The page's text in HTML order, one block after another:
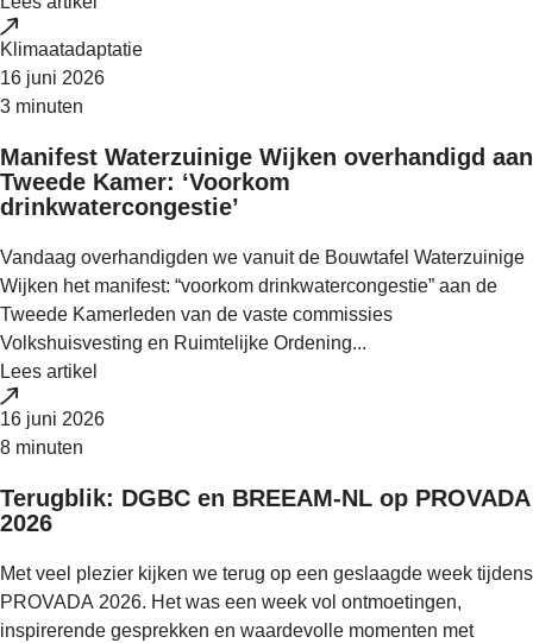
Klimaatadaptatie
16 juni 2026
3 minuten
Manifest Waterzuinige Wijken overhandigd aan
Tweede Kamer: ‘Voorkom
drinkwatercongestie’
Vandaag overhandigden we vanuit de Bouwtafel Waterzuinige
Wijken het manifest: “voorkom drinkwatercongestie” aan de
Tweede Kamerleden van de vaste commissies
Volkshuisvesting en Ruimtelijke Ordening...
Lees artikel
16 juni 2026
8 minuten
Terugblik: DGBC en BREEAM-NL op PROVADA
2026
Met veel plezier kijken we terug op een geslaagde week tijdens
PROVADA 2026. Het was een week vol ontmoetingen,
inspirerende gesprekken en waardevolle momenten met